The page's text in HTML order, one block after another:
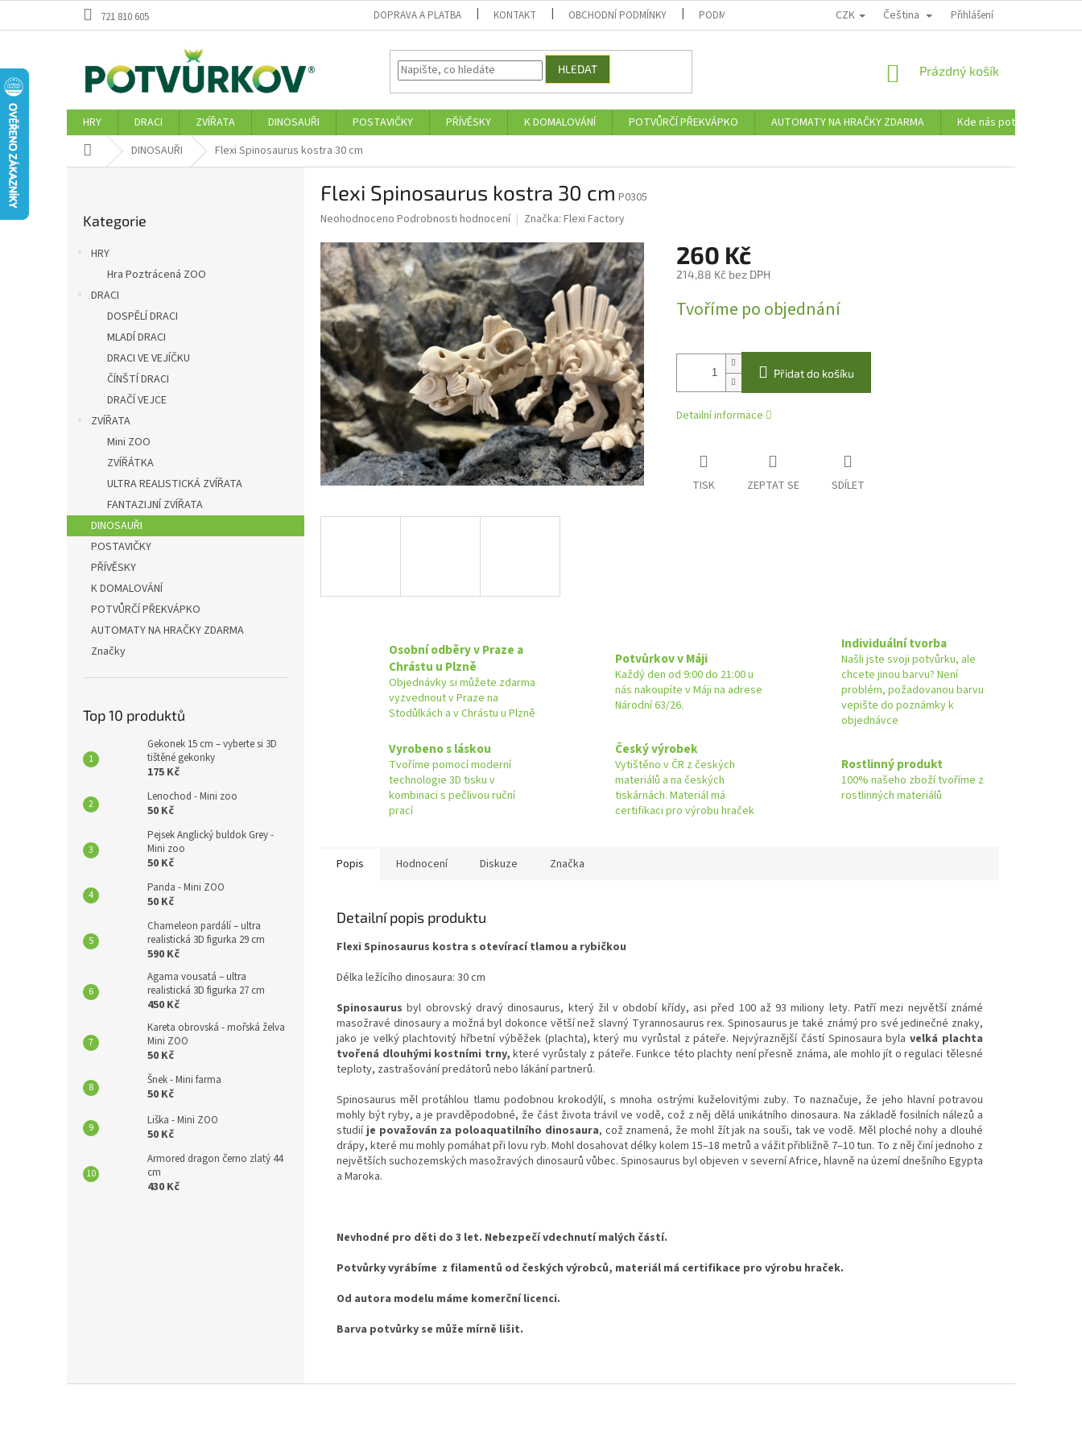
721 810 605 DOPRAVA A PLATBA KONTAKT OBCHODNÍ PODMÍNKY PODMÍNKY OCHRANY OSOBNÍCH ÚDAJŮ
CZK Čeština Přihlášení
HLEDAT
NÁKUPNÍ
Prázdný košík
HRY DRACI ZVÍŘATA DINOSAUŘI POSTAVIČKY PŘÍVĚSKY K DOMALOVÁNÍ POTVŮRČÍ PŘEKVÁPKO AUTOMATY NA HRAČKY ZDARMA Kde nás potkáte
Domů DINOSAUŘI Flexi Spinosaurus kostra 30 cm
kategorie
Kategorie
HRY
Hra Poztrácená ZOO
DRACI
DOSPĚLÍ DRACI
MLADÍ DRACI
DRACI VE VEJÍČKU
ČÍNŠTÍ DRACI
DRAČÍ VEJCE
ZVÍŘATA
Mini ZOO
ZVÍŘÁTKA
ULTRA REALISTICKÁ ZVÍŘATA
FANTAZIJNÍ ZVÍŘATA
DINOSAUŘI
POSTAVIČKY
PŘÍVĚSKY
K DOMALOVÁNÍ
POTVŮRČÍ PŘEKVÁPKO
AUTOMATY NA HRAČKY ZDARMA
Značky
Top 10 produktů
Gekonek 15 cm – vyberte si 3D
tištěné gekonky
175 Kč
Lenochod - Mini zoo
50 Kč
Pejsek Anglický buldok Grey -
Mini zoo
50 Kč
Panda - Mini ZOO
50 Kč
Chameleon pardálí – ultra
realistická 3D figurka 29 cm
590 Kč
Agama vousatá – ultra
realistická 3D figurka 27 cm
450 Kč
Kareta obrovská - mořská želva
Mini ZOO
50 Kč
Šnek - Mini farma
50 Kč
Liška - Mini ZOO
50 Kč
Armored dragon černo zlatý 44
cm
430 Kč
Flexi Spinosaurus kostra 30 cm P0305
Průměrné
produktu
je
0,0
z
5
hvězdiček.
Neohodnoceno Podrobnosti hodnocení Značka: Flexi Factory
260 Kč
214,88 Kč bez DPH
cena:
Tvoříme po objednání
Přidat do košíku
Detailní informace
TISK ZEPTAT SE SDÍLET
Osobní odběry v Praze a
Chrástu u Plzně
Objednávky si můžete zdarma
vyzvednout v Praze na
Stodůlkách a v Chrástu u Plzně
Potvůrkov v Máji
Každý den od 9:00 do 21:00 u
nás nakoupíte v Máji na adrese
Národní 63/26.
Individuální tvorba
Našli jste svoji potvůrku, ale
chcete jinou barvu? Není
problém, požadovanou barvu
vepište do poznámky k
objednávce
Vyrobeno s láskou
Tvoříme pomocí moderní
technologie 3D tisku v
kombinaci s pečlivou ruční
prací
Český výrobek
Vytištěno v ČR z českých
materiálů a na českých
tiskárnách. Materiál má
certifikaci pro výrobu hraček
Rostlinný produkt
100% našeho zboží tvoříme z
rostlinných materiálů
Popis Hodnocení Diskuze Značka
Detailní popis produktu
Flexi Spinosaurus kostra s otevírací tlamou a rybičkou
Délka ležícího dinosaura: 30 cm
Spinosaurus byl obrovský dravý dinosaurus, který žil v období křídy, asi před 100 až 93 miliony lety. Patří mezi největší známé
masožravé dinosaury a možná byl dokonce větší než slavný Tyrannosaurus rex. Spinosaurus je také známý pro své jedinečné znaky,
jako je velký plachtovitý hřbetní výběžek (plachta), který mu vyrůstal z páteře. Nejvýraznější částí Spinosaura bylavelká plachta
tvořená dlouhými kostními trny, které vyrůstaly z páteře. Funkce této plachty není přesně známa, ale mohlo jít o regulaci tělesné
teploty, zastrašování predátorů nebo lákání partnerů.
Spinosaurus měl protáhlou tlamu podobnou krokodýlí, s mnoha ostrými kuželovitými zuby. To naznačuje, že jeho hlavní potravou
mohly být ryby, a je pravděpodobné, že část života trávil ve vodě, což z něj dělá unikátního dinosaura. Na základě fosilních nálezů a
studiíje považován za poloaquatilního dinosaura, což znamená, že mohl žít jak na souši, tak ve vodě. Měl ploché nohy a dlouhé
drápy, které mu mohly pomáhat při lovu ryb. Mohl dosahovat délky kolem 15–18 metrů a vážit přibližně 7–10 tun. To z něj činí jednoho z
největších suchozemských masožravých dinosaurů vůbec. Spinosaurus byl objeven v severní Africe, hlavně na území dnešního Egypta
a Maroka.
Nevhodné pro děti do 3 let. Nebezpečí vdechnutí malých částí.
Potvůrky vyrábíme z filamentů od českých výrobců, materiál má certifikace pro výrobu hraček.
Od autora modelu máme komerční licenci.
Barva potvůrky se může mírně lišit.